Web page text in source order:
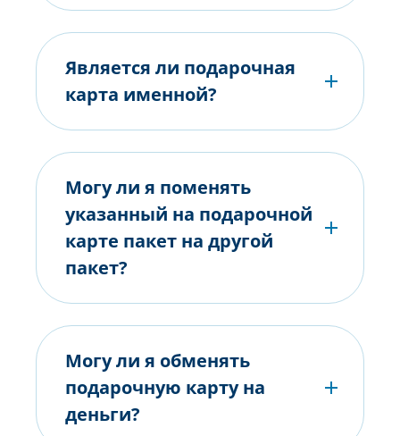
Является ли подарочная
карта именной?
Могу ли я поменять
указанный на подарочной
карте пакет на другой
пакет?
Могу ли я обменять
подарочную карту на
деньги?